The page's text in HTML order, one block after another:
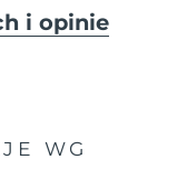
i opinie
WG